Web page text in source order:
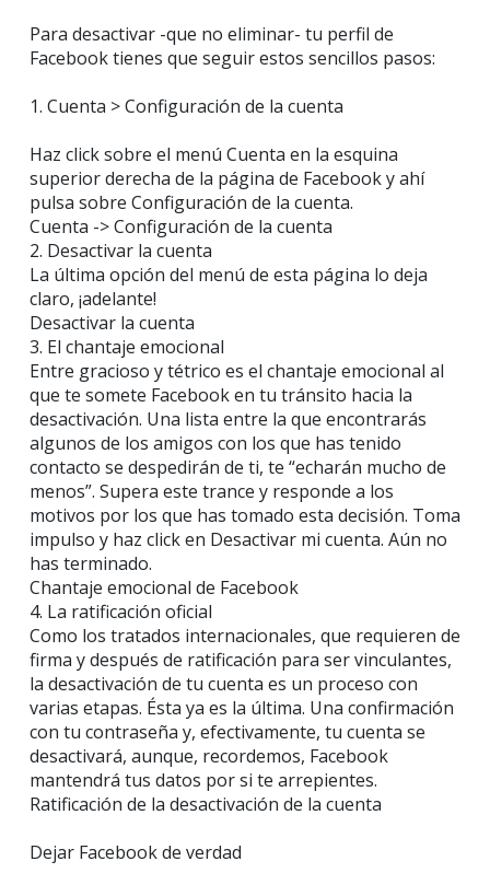
Para desactivar -que no eliminar- tu perfil de
Facebook tienes que seguir estos sencillos pasos:
1. Cuenta > Configuración de la cuenta
Haz click sobre el menú Cuenta en la esquina
superior derecha de la página de Facebook y ahí
pulsa sobre Configuración de la cuenta.
Cuenta -> Configuración de la cuenta
2. Desactivar la cuenta
La última opción del menú de esta página lo deja
claro, ¡adelante!
Desactivar la cuenta
3. El chantaje emocional
Entre gracioso y tétrico es el chantaje emocional al
que te somete Facebook en tu tránsito hacia la
desactivación. Una lista entre la que encontrarás
algunos de los amigos con los que has tenido
contacto se despedirán de ti, te “echarán mucho de
menos”. Supera este trance y responde a los
motivos por los que has tomado esta decisión. Toma
impulso y haz click en Desactivar mi cuenta. Aún no
has terminado.
Chantaje emocional de Facebook
4. La ratificación oficial
Como los tratados internacionales, que requieren de
firma y después de ratificación para ser vinculantes,
la desactivación de tu cuenta es un proceso con
varias etapas. Ésta ya es la última. Una confirmación
con tu contraseña y, efectivamente, tu cuenta se
desactivará, aunque, recordemos, Facebook
mantendrá tus datos por si te arrepientes.
Ratificación de la desactivación de la cuenta
Dejar Facebook de verdad